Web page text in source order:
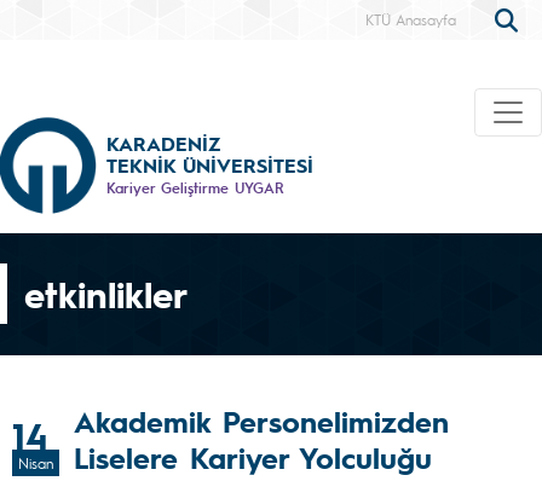
KTÜ Anasayfa
KARADENİZ
TEKNİK ÜNİVERSİTESİ
Kariyer Geliştirme UYGAR
etkinlikler
14
Nisan
Akademik Personelimizden
Liselere Kariyer Yolculuğu